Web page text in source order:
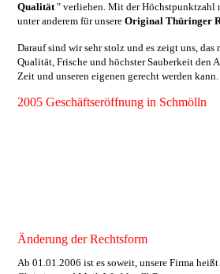
Qualität" verliehen. Mit der Höchstpunktzahl
unter anderem für unsereOriginal Thüringer
Darauf sind wir sehr stolz und es zeigt uns, das
Qualität, Frische und höchster Sauberkeit den
Zeit und unseren eigenen gerecht werden kann.
2005 Geschäftseröffnung in Schmölln
Änderung der Rechtsform
Ab 01.01.2006 ist es soweit, unsere Firma